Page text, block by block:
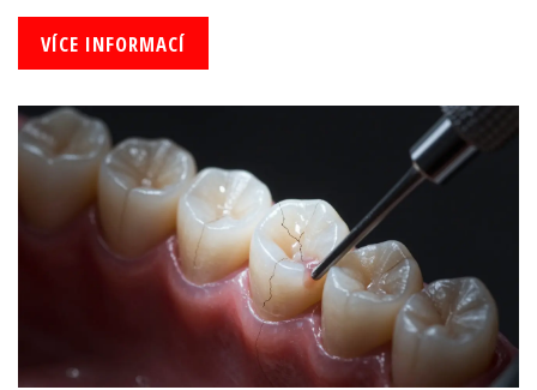
VÍCE INFORMACÍ